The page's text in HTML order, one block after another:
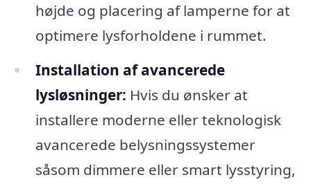
højde og placering af lamperne for at
optimere lysforholdene i rummet.
Installation af avancerede
lysløsninger: Hvis du ønsker at
installere moderne eller teknologisk
avancerede belysningssystemer
såsom dimmere eller smart lysstyring,